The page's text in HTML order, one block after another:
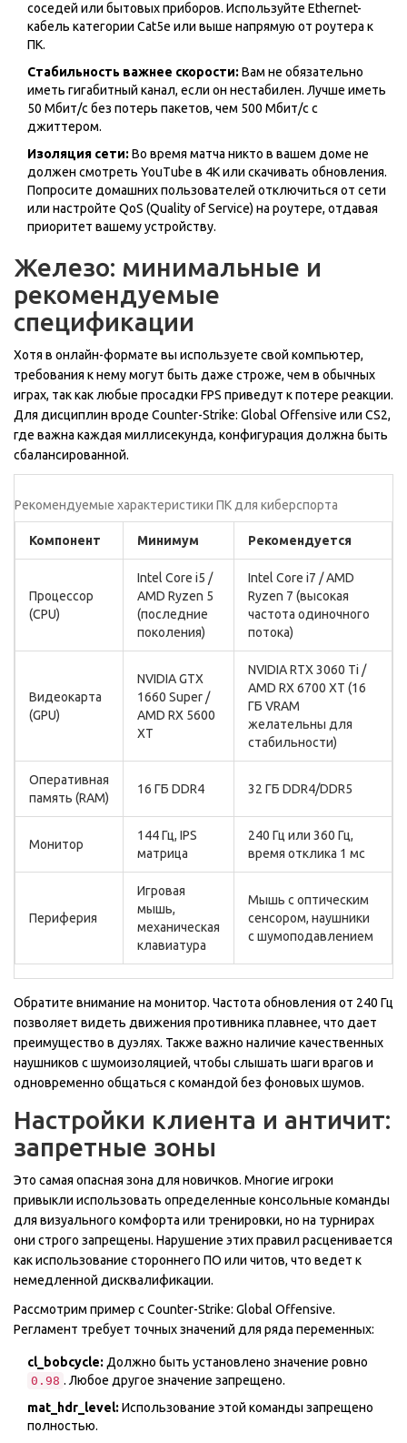
соседей или бытовых приборов. Используйте Ethernet-
кабель категории Cat5e или выше напрямую от роутера к
ПК.
Стабильность важнее скорости: Вам не обязательно
иметь гигабитный канал, если он нестабилен. Лучше иметь
50 Мбит/с без потерь пакетов, чем 500 Мбит/с с
джиттером.
Изоляция сети: Во время матча никто в вашем доме не
должен смотреть YouTube в 4K или скачивать обновления.
Попросите домашних пользователей отключиться от сети
или настройте QoS (Quality of Service) на роутере, отдавая
приоритет вашему устройству.
Железо: минимальные и
рекомендуемые
спецификации
Хотя в онлайн-формате вы используете свой компьютер,
требования к нему могут быть даже строже, чем в обычных
играх, так как любые просадки FPS приведут к потере реакции.
Для дисциплин вроде Counter-Strike: Global Offensive или CS2,
где важна каждая миллисекунда, конфигурация должна быть
сбалансированной.
Рекомендуемые характеристики ПК для киберспорта
Компонент Минимум Рекомендуется
Процессор
(CPU)
Intel Core i5 /
AMD Ryzen 5
(последние
поколения)
Intel Core i7 / AMD
Ryzen 7 (высокая
частота одиночного
потока)
Видеокарта
(GPU)
NVIDIA GTX
1660 Super /
AMD RX 5600
XT
NVIDIA RTX 3060 Ti /
AMD RX 6700 XT (16
ГБ VRAM
желательны для
стабильности)
Оперативная
память (RAM)
16 ГБ DDR4 32 ГБ DDR4/DDR5
Монитор
144 Гц, IPS
матрица
240 Гц или 360 Гц,
время отклика 1 мс
Периферия
Игровая
мышь,
механическая
клавиатура
Мышь с оптическим
сенсором, наушники
с шумоподавлением
Обратите внимание на монитор. Частота обновления от 240 Гц
позволяет видеть движения противника плавнее, что дает
преимущество в дуэлях. Также важно наличие качественных
наушников с шумоизоляцией, чтобы слышать шаги врагов и
одновременно общаться с командой без фоновых шумов.
Настройки клиента и античит:
запретные зоны
Это самая опасная зона для новичков. Многие игроки
привыкли использовать определенные консольные команды
для визуального комфорта или тренировки, но на турнирах
они строго запрещены. Нарушение этих правил расценивается
как использование стороннего ПО или читов, что ведет к
немедленной дисквалификации.
Рассмотрим пример с Counter-Strike: Global Offensive.
Регламент требует точных значений для ряда переменных:
cl_bobcycle: Должно быть установлено значение ровно
0.98 . Любое другое значение запрещено.
mat_hdr_level: Использование этой команды запрещено
полностью.